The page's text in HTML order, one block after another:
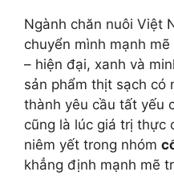
Ngành chăn nuôi Việt
chuyển mình mạnh
– hiện đại, xanh và
sản phẩm thịt sạch có
thành yêu cầu tất yếu
cũng là lúc giá trị thực
niêm yết trong nhóm
khẳng định mạnh mẽ